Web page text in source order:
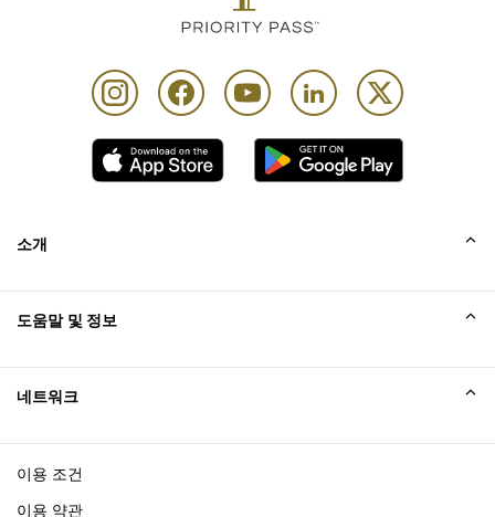
소개
Excellence Awards
블로그
도움말 및 정보
네트워크
이용 조건
이용 약관